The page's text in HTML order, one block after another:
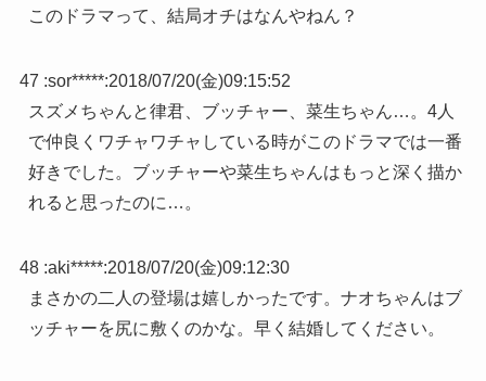
このドラマって、結局オチはなんやねん？
47 :sor*****:2018/07/20(金)09:15:52
スズメちゃんと律君、ブッチャー、菜生ちゃん…。4人
で仲良くワチャワチャしている時がこのドラマでは一番
好きでした。ブッチャーや菜生ちゃんはもっと深く描か
れると思ったのに…。
48 :aki*****:2018/07/20(金)09:12:30
まさかの二人の登場は嬉しかったです。ナオちゃんはブ
ッチャーを尻に敷くのかな。早く結婚してください。